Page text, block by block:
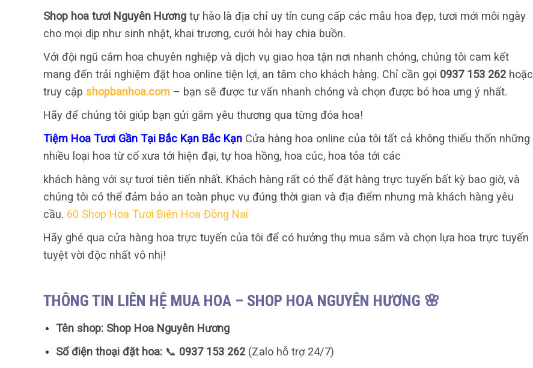
Shop hoa tươi Nguyên Hương tự hào là địa chỉ uy tín cung cấp các mẫu hoa đẹp, tươi mới mỗi ngày
cho mọi dịp như sinh nhật, khai trương, cưới hỏi hay chia buồn.
Với đội ngũ cắm hoa chuyên nghiệp và dịch vụ giao hoa tận nơi nhanh chóng, chúng tôi cam kết
mang đến trải nghiệm đặt hoa online tiện lợi, an tâm cho khách hàng. Chỉ cần gọi 0937 153 262 hoặc
truy cập shopbanhoa.com – bạn sẽ được tư vấn nhanh chóng và chọn được bó hoa ưng ý nhất.
Hãy để chúng tôi giúp bạn gửi gắm yêu thương qua từng đóa hoa!
Tiệm Hoa Tươi Gần Tại Bắc Kạn Bắc Kạn Cửa hàng hoa online của tôi tất cả không thiếu thốn những
nhiều loại hoa từ cổ xưa tới hiện đại, tự hoa hồng, hoa cúc, hoa tỏa tới các
khách hàng với sự tươi tiên tiến nhất. Khách hàng rất có thể đặt hàng trực tuyến bất kỳ bao giờ, và
chúng tôi có thể đảm bảo an toàn phục vụ đúng thời gian và địa điểm nhưng mà khách hàng yêu
cầu. 60 Shop Hoa Tươi Biên Hoa Đồng Nai
Hãy ghé qua cửa hàng hoa trực tuyến của tôi để có hưởng thụ mua sắm và chọn lựa hoa trực tuyến
tuyệt vời độc nhất vô nhị!
THÔNG TIN LIÊN HỆ MUA HOA – SHOP HOA NGUYÊN HƯƠNG 🌸
Tên shop: Shop Hoa Nguyên Hương
Số điện thoại đặt hoa:📞 0937 153 262(Zalo hỗ trợ 24/7)